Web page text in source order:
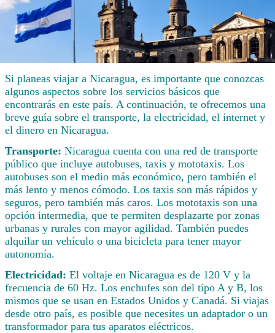
Si planeas viajar a Nicaragua, es importante que conozcas
algunos aspectos sobre los servicios básicos que
encontrarás en este país. A continuación, te ofrecemos una
breve guía sobre el transporte, la electricidad, el internet y
el dinero en Nicaragua.
Transporte: Nicaragua cuenta con una red de transporte
público que incluye autobuses, taxis y mototaxis. Los
autobuses son el medio más económico, pero también el
más lento y menos cómodo. Los taxis son más rápidos y
seguros, pero también más caros. Los mototaxis son una
opción intermedia, que te permiten desplazarte por zonas
urbanas y rurales con mayor agilidad. También puedes
alquilar un vehículo o una bicicleta para tener mayor
autonomía.
Electricidad: El voltaje en Nicaragua es de 120 V y la
frecuencia de 60 Hz. Los enchufes son del tipo A y B, los
mismos que se usan en Estados Unidos y Canadá. Si viajas
desde otro país, es posible que necesites un adaptador o un
transformador para tus aparatos eléctricos.